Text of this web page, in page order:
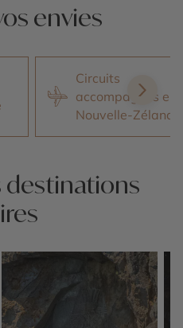
envies
Circuits
accompagnés en
Nouvelle-Zélande
destinations